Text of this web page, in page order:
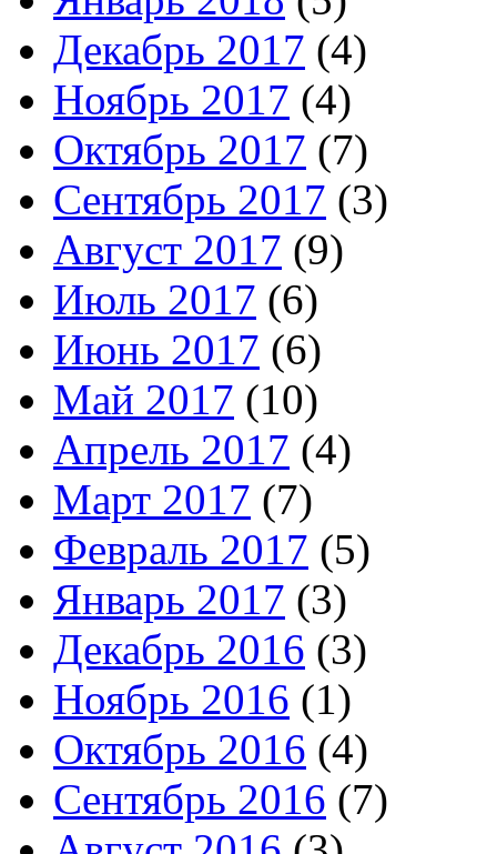
Декабрь 2017 (4)
Ноябрь 2017 (4)
Октябрь 2017 (7)
Сентябрь 2017 (3)
Август 2017 (9)
Июль 2017 (6)
Июнь 2017 (6)
Май 2017 (10)
Апрель 2017 (4)
Март 2017 (7)
Февраль 2017 (5)
Январь 2017 (3)
Декабрь 2016 (3)
Ноябрь 2016 (1)
Октябрь 2016 (4)
Сентябрь 2016 (7)